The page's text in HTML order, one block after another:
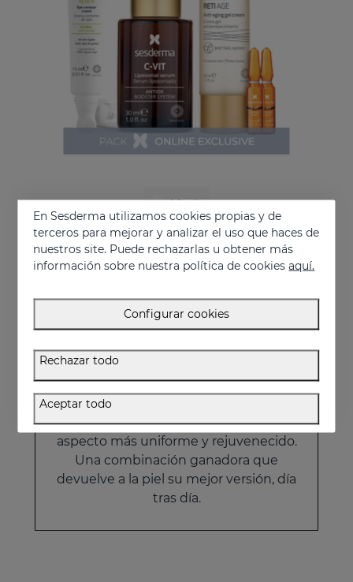
Añadir
PACK Antiedad Y Luz
123.95 €
La rutina antiedad definitiva diseñada
para mejorar la textura y potenciar un
aspecto más uniforme y rejuvenecido.
Una combinación ganadora que
devuelve a la piel su mejor versión, día
tras día.
En Sesderma utilizamos cookies propias y de
terceros para mejorar y analizar el uso que haces de
nuestros site. Puede rechazarlas u obtener más
información sobre nuestra política de cookiesaquí.
Configurar cookies
Rechazar todo
Aceptar todo